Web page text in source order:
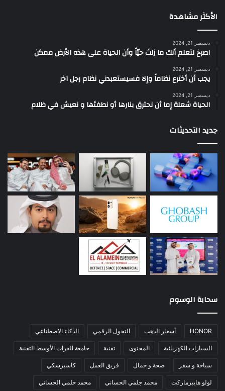
الأكثر مشاهدة
ديسمبر 21, 2024
‫اصرخ لتعلم أنك ما زلتَ حيّاً وأن الحياة على هذه الأرض ممكن
ديسمبر 21, 2024
يجب أن أخترع نظاماً وإلا فسيستعبدني نظام رجل آخر
ديسمبر 21, 2024
الحياة شعلة إما أن نحترق بنارها أو نطفئها و نعيش في ظلام
جديد التحديثات
سحابة الوسوم
HONOR أسعار الذهب التحول الرقمي الذكاء الاصطناعي
السيارات الكهربائية المحتوى تقنية جامعة الفرات الأوسط التقنية
سياحة و سفر صحة و جمال فريق العمل كاسبرسكي
لولو هايبرماركت محمد جلمي الحساني محمد حلمي الحساني